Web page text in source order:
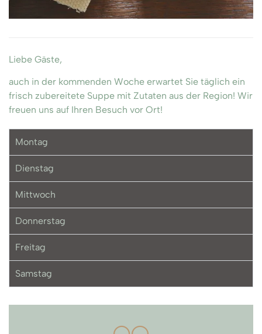
Liebe Gäste,
auch in der kommenden Woche erwartet Sie täglich ein
frisch zubereitete Suppe mit Zutaten aus der Region! Wir
freuen uns auf Ihren Besuch vor Ort!
Montag
Dienstag
Mittwoch
Donnerstag
Freitag
Samstag